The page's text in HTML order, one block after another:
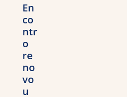
En
co
ntr
o
re
no
vo
u